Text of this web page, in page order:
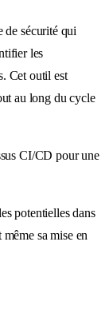
de sécurité qui
les
Cet outil est
au long du cycle
CI/CD pour une
potentielles dans
sa mise en